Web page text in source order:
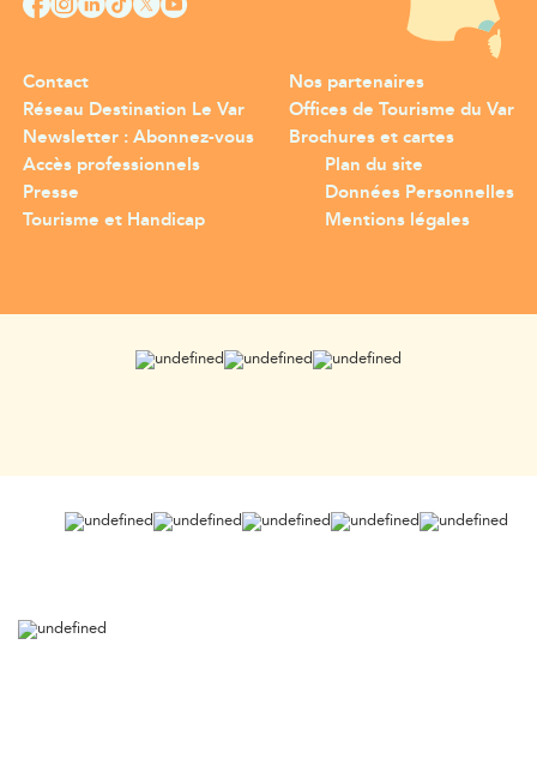
Contact
Réseau Destination Le Var
Newsletter : Abonnez-vous
Nos partenaires
Offices de Tourisme du Var
Brochures et cartes
Accès professionnels
Presse
Tourisme et Handicap
Plan du site
Données Personnelles
Mentions légales